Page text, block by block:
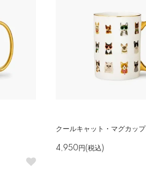
クールキャット・マグカップ
4,950円(税込)